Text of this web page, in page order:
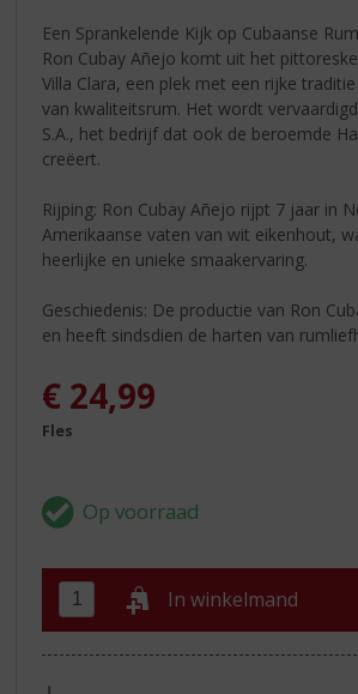
Een Sprankelende Kijk op Cubaanse
Ron Cubay Añejo komt uit het
Villa Clara, een plek met een rijke
van kwaliteitsrum. Het wordt
S.A., het bedrijf dat ook de beroemde
creëert.
Rijping: Ron Cubay Añejo rijpt 7 jaar in
Amerikaanse vaten van wit eikenhout,
heerlijke en unieke smaakervaring.
Geschiedenis: De productie van Ron
en heeft sindsdien de harten van
€ 24,99
Fles
In winkelmand